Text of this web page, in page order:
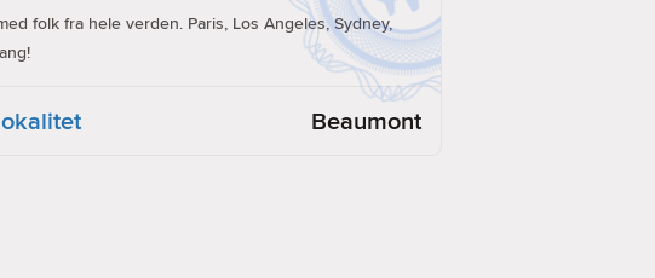
folk fra hele verden. Paris, Los Angeles, Sydney,
Beaumont